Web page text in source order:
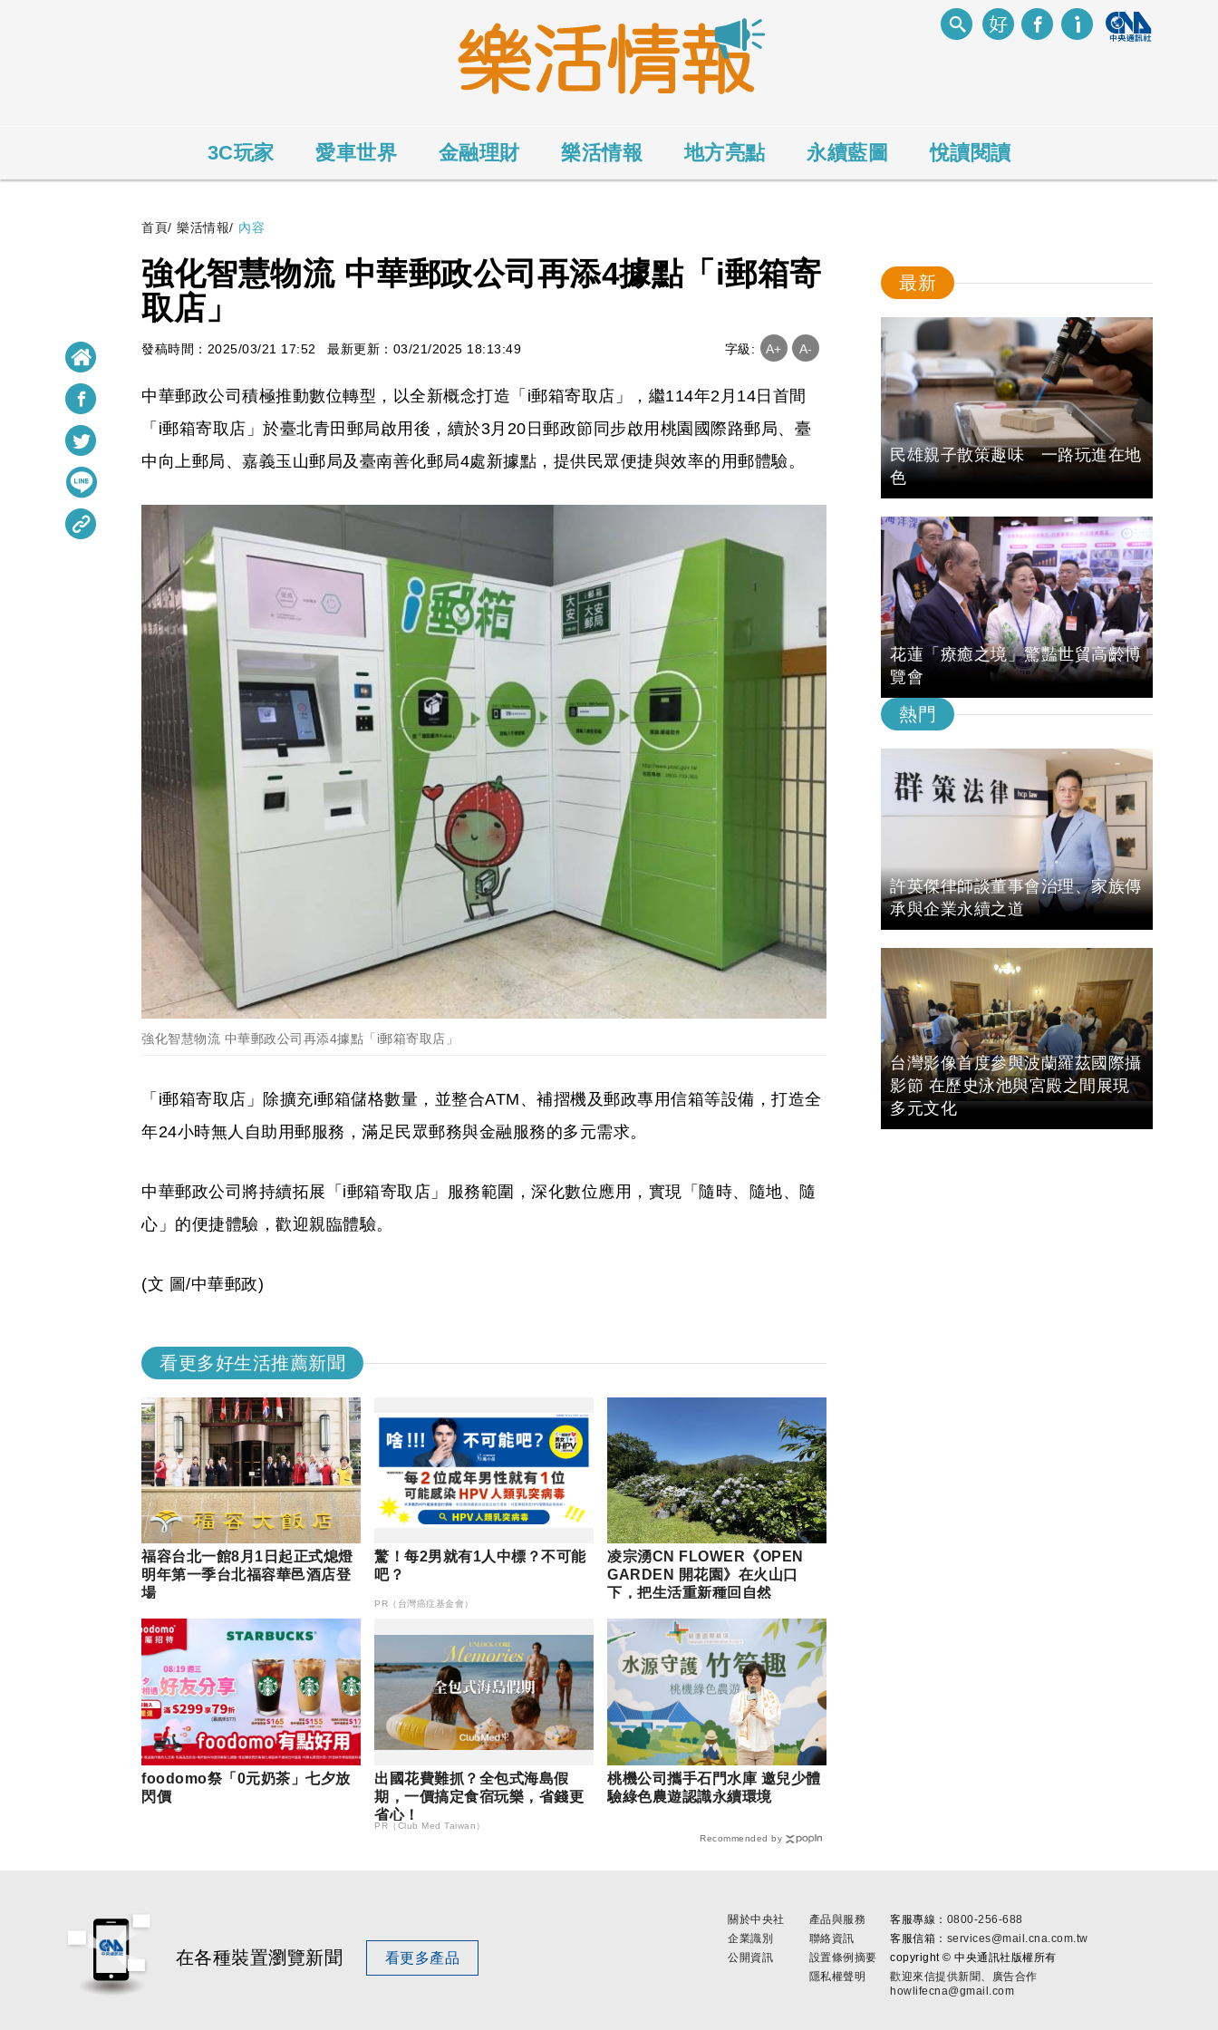
3C玩家 愛車世界 金融理財 樂活情報 地方亮點 永續藍圖 悅讀閱讀
首頁/ 樂活情報/ 內容
強化智慧物流 中華郵政公司再添4據點「i郵箱寄
取店」
發稿時間：2025/03/21 17:52 最新更新：03/21/2025 18:13:49 字級: A+ A-
中華郵政公司積極推動數位轉型，以全新概念打造「i郵箱寄取店」，繼114年2月14日首間
「i郵箱寄取店」於臺北青田郵局啟用後，續於3月20日郵政節同步啟用桃園國際路郵局、臺
中向上郵局、嘉義玉山郵局及臺南善化郵局4處新據點，提供民眾便捷與效率的用郵體驗。
強化智慧物流 中華郵政公司再添4據點「i郵箱寄取店」
「i郵箱寄取店」除擴充i郵箱儲格數量，並整合ATM、補摺機及郵政專用信箱等設備，打造全
年24小時無人自助用郵服務，滿足民眾郵務與金融服務的多元需求。
中華郵政公司將持續拓展「i郵箱寄取店」服務範圍，深化數位應用，實現「隨時、隨地、隨
心」的便捷體驗，歡迎親臨體驗。
(文 圖/中華郵政)
看更多好生活推薦新聞
福容台北一館8月1日起正式熄燈
明年第一季台北福容華邑酒店登
場
驚！每2男就有1人中標？不可能
吧？
PR（台灣癌症基金會）
凌宗湧CN FLOWER《OPEN
GARDEN 開花園》在火山口
下，把生活重新種回自然
foodomo祭「0元奶茶」七夕放
閃價
出國花費難抓？全包式海島假
期，一價搞定食宿玩樂，省錢更
省心！
PR（Club Med Taiwan）
桃機公司攜手石門水庫 邀兒少體
驗綠色農遊認識永續環境
Recommended by
最新
民雄親子散策趣味 一路玩進在地
色
花蓮「療癒之境」驚豔世貿高齡博
覽會
熱門
許英傑律師談董事會治理、家族傳
承與企業永續之道
台灣影像首度參與波蘭羅茲國際攝
影節 在歷史泳池與宮殿之間展現
多元文化
在各種裝置瀏覽新聞 看更多產品
關於中央社
企業識別
公開資訊
產品與服務
聯絡資訊
設置條例摘要
隱私權聲明
客服專線： 0800-256-688
客服信箱： services@mail.cna.com.tw
copyright © 中央通訊社版權所有
歡迎來信提供新聞、廣告合作
howlifecna@gmail.com